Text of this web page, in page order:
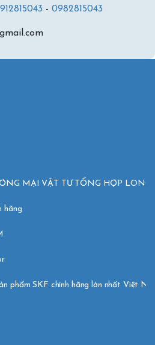
- 0982815043
MẠI VẬT TƯ TỔNG HỢP LONG
hãng
phẩm SKF chính hãng lớn nhất Việt